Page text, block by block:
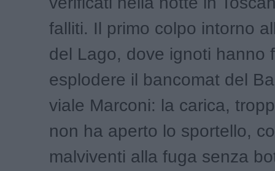
falliti. Il primo colpo intorno
del Lago, dove ignoti hanno
esplodere il bancomat del
viale Marconi: la carica,
non ha aperto lo sportello,
malviventi alla fuga senza